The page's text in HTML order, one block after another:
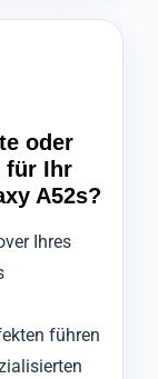
oder
für Ihr
A52s?
Ihres
führen